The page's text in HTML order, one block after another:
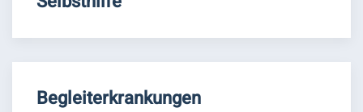
Begleiterkrankungen